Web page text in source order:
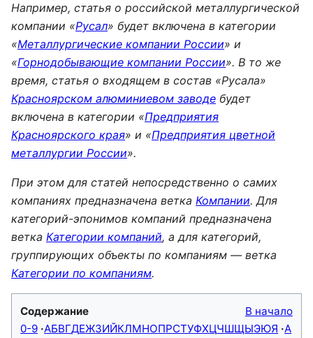
Например, статья о российской металлургической
компании «Русал» будет включена в категории
«Металлургические компании России» и
«Горнодобывающие компании России». В то же
время, статья о входящем в состав «Русала»
Красноярском алюминиевом заводе будет
включена в категории «Предприятия
Красноярского края» и «Предприятия цветной
металлургии России».
При этом для статей непосредственно о самих
компаниях предназначена ветка Компании. Для
категорий-эпонимов компаний предназначена
ветка Категории компаний, а для категорий,
группирующих объекты по компаниям — ветка
Категории по компаниям.
Содержание
В начало
0-9 АБВГДЕЖЗИЙКЛМНОПРСТУФХЦЧШЩЫЭЮЯ A